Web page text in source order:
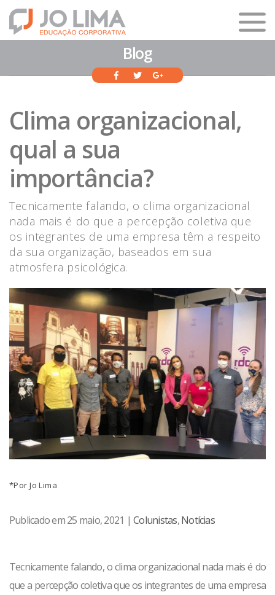
Blog
Clima organizacional,
qual a sua
importância?
Tecnicamente falando, o clima organizacional
nada mais é do que a percepção coletiva que
os integrantes de uma empresa têm a respeito
da sua organização, baseados em sua
atmosfera psicológica.
*Por Jo Lima
Publicado em 25 maio, 2021 |Colunistas,Notícias
Tecnicamente falando, o clima organizacional nada mais é do
que a percepção coletiva que os integrantes de uma empresa